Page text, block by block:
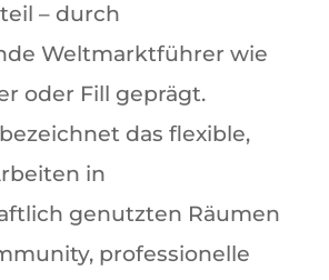
– durch
Weltmarktführer wie
oder Fill geprägt.
das flexible,
in
genutzten Räumen
professionelle